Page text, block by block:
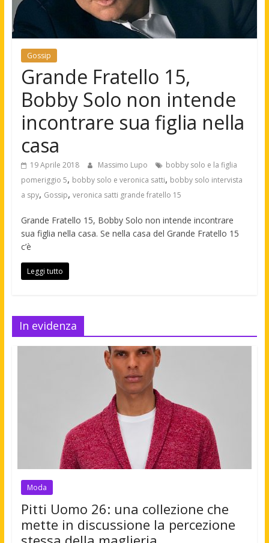
Gossip
Grande Fratello 15,
Bobby Solo non intende
incontrare sua figlia nella
casa
19 Aprile 2018 Massimo Lupo
bobby solo e la figlia
pomeriggio 5, bobby solo e veronica satti, bobby solo intervista
a spy, Gossip, veronica satti grande fratello 15
Grande Fratello 15, Bobby Solo non intende incontrare
sua figlia nella casa. Se nella casa del Grande Fratello 15
c’è
Leggi tutto
In evidenza
Moda
Pitti Uomo 26: una collezione che
mette in discussione la percezione